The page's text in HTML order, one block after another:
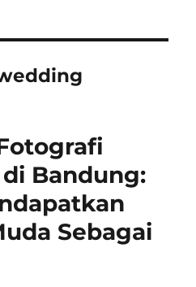
Bandung:
Sebagai